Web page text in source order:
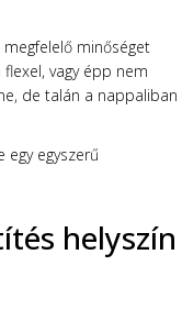
minőséget
vagy épp nem
de talán a nappaliban
egy egyszerű
helyszín